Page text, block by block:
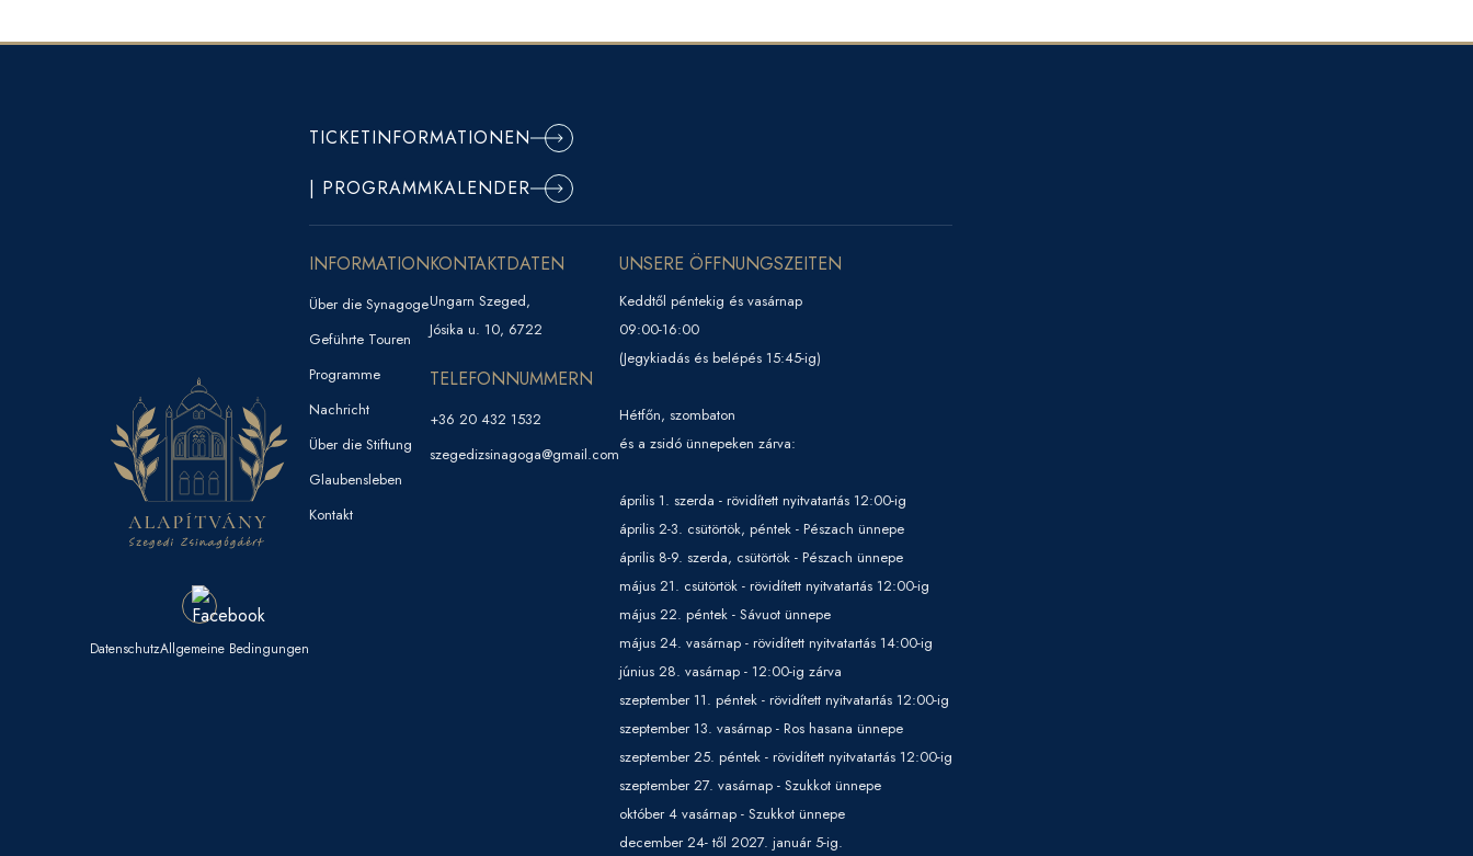
DatenschutzAllgemeine Bedingungen
TICKETINFORMATIONEN
| PROGRAMMKALENDER
INFORMATION
Über die Synagoge
Geführte Touren
Programme
Nachricht
Über die Stiftung
Glaubensleben
Kontakt
KONTAKTDATEN
Ungarn Szeged,
Jósika u. 10, 6722
TELEFONNUMMERN
+36 20 432 1532
szegedizsinagoga@gmail.com
UNSERE ÖFFNUNGSZEITEN
Keddtől péntekig és vasárnap
09:00-16:00
(Jegykiadás és belépés 15:45-ig)
Hétfőn, szombaton
és a zsidó ünnepeken zárva:
április 1. szerda - rövidített nyitvatartás 12:00-ig
április 2-3. csütörtök, péntek - Pészach ünnepe
április 8-9. szerda, csütörtök - Pészach ünnepe
május 21. csütörtök - rövidített nyitvatartás 12:00-ig
május 22. péntek - Sávuot ünnepe
május 24. vasárnap - rövidített nyitvatartás 14:00-ig
június 28. vasárnap - 12:00-ig zárva
szeptember 11. péntek - rövidített nyitvatartás 12:00-ig
szeptember 13. vasárnap - Ros hasana ünnepe
szeptember 25. péntek - rövidített nyitvatartás 12:00-ig
szeptember 27. vasárnap - Szukkot ünnepe
október 4 vasárnap - Szukkot ünnepe
december 24- től 2027. január 5-ig.